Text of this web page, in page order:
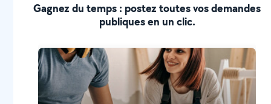
Gagnez du temps : postez toutes vos demandes
publiques en un clic.